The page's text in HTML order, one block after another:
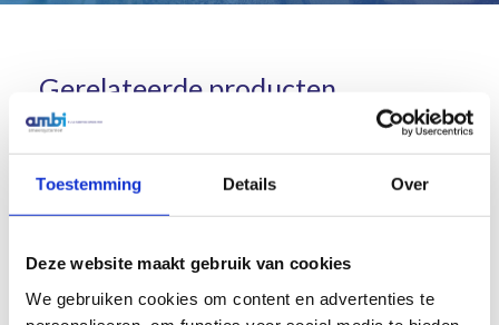
Toestemming Details Over
Deze website maakt gebruik van cookies
We gebruiken cookies om content en advertenties te
Gerelateerde producten